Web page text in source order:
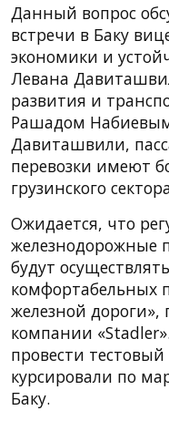
Данный вопрос
встречи в Баку
экономики и
Левана
развития и
Рашадом
Давиташвили,
перевозки имеют
грузинского
Ожидается, что
железнодорожные
будут
комфортабельных
железной дороги»,
компании
провести
курсировали по
Баку.